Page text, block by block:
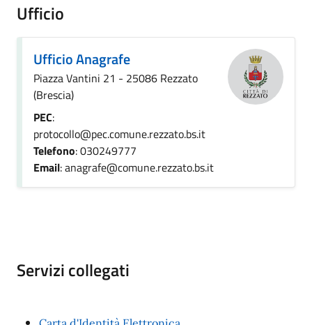
Ufficio
Ufficio Anagrafe
Piazza Vantini 21 - 25086 Rezzato
(Brescia)
PEC:
protocollo@pec.comune.rezzato.bs.it
Telefono: 030249777
Email: anagrafe@comune.rezzato.bs.it
Servizi collegati